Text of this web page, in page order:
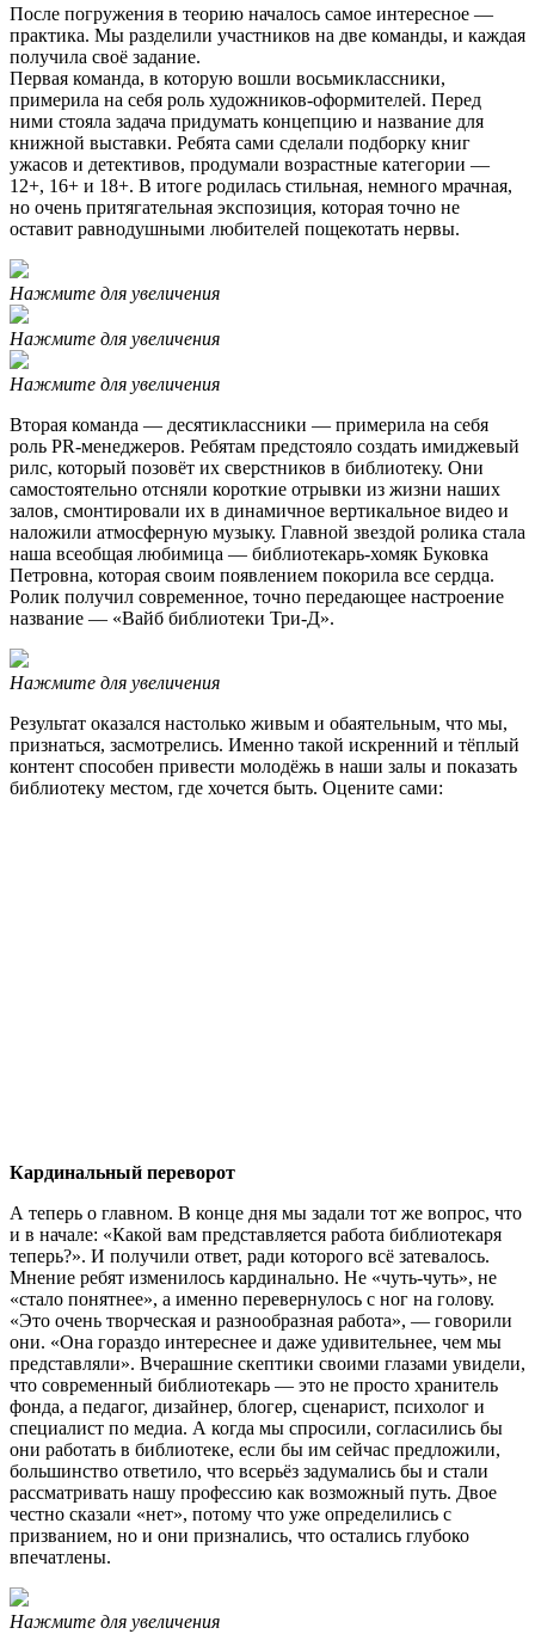
После погружения в теорию началось самое интересное —
практика. Мы разделили участников на две команды, и каждая
получила своё задание.
Первая команда, в которую вошли восьмиклассники,
примерила на себя роль художников-оформителей. Перед
ними стояла задача придумать концепцию и название для
книжной выставки. Ребята сами сделали подборку книг
ужасов и детективов, продумали возрастные категории —
12+, 16+ и 18+. В итоге родилась стильная, немного мрачная,
но очень притягательная экспозиция, которая точно не
оставит равнодушными любителей пощекотать нервы.
Нажмите для увеличения
Нажмите для увеличения
Нажмите для увеличения
Вторая команда — десятиклассники — примерила на себя
роль PR-менеджеров. Ребятам предстояло создать имиджевый
рилс, который позовёт их сверстников в библиотеку. Они
самостоятельно отсняли короткие отрывки из жизни наших
залов, смонтировали их в динамичное вертикальное видео и
наложили атмосферную музыку. Главной звездой ролика стала
наша всеобщая любимица — библиотекарь-хомяк Буковка
Петровна, которая своим появлением покорила все сердца.
Ролик получил современное, точно передающее настроение
название — «Вайб библиотеки Три-Д».
Нажмите для увеличения
Результат оказался настолько живым и обаятельным, что мы,
признаться, засмотрелись. Именно такой искренний и тёплый
контент способен привести молодёжь в наши залы и показать
библиотеку местом, где хочется быть. Оцените сами:
Кардинальный переворот
А теперь о главном. В конце дня мы задали тот же вопрос, что
и в начале: «Какой вам представляется работа библиотекаря
теперь?». И получили ответ, ради которого всё затевалось.
Мнение ребят изменилось кардинально. Не «чуть-чуть», не
«стало понятнее», а именно перевернулось с ног на голову.
«Это очень творческая и разнообразная работа», — говорили
они. «Она гораздо интереснее и даже удивительнее, чем мы
представляли». Вчерашние скептики своими глазами увидели,
что современный библиотекарь — это не просто хранитель
фонда, а педагог, дизайнер, блогер, сценарист, психолог и
специалист по медиа. А когда мы спросили, согласились бы
они работать в библиотеке, если бы им сейчас предложили,
большинство ответило, что всерьёз задумались бы и стали
рассматривать нашу профессию как возможный путь. Двое
честно сказали «нет», потому что уже определились с
призванием, но и они признались, что остались глубоко
впечатлены.
Нажмите для увеличения